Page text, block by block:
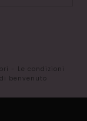
- Le condizioni
benvenuto